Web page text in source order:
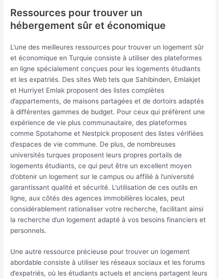
Ressources pour trouver un
hébergement sûr et économique
L’une des meilleures ressources pour trouver un logement sûr
et économique en Turquie consiste à utiliser des plateformes
en ligne spécialement conçues pour les logements étudiants
et les expatriés. Des sites Web tels que Sahibinden, Emlakjet
et Hurriyet Emlak proposent des listes complètes
d’appartements, de maisons partagées et de dortoirs adaptés
à différentes gammes de budget. Pour ceux qui préfèrent une
expérience de vie plus communautaire, des plateformes
comme Spotahome et Nestpick proposent des listes vérifiées
d’espaces de vie commune. De plus, de nombreuses
universités turques proposent leurs propres portails de
logements étudiants, ce qui peut être un excellent moyen
d’obtenir un logement sur le campus ou affilié à l’université
garantissant qualité et sécurité. L’utilisation de ces outils en
ligne, aux côtés des agences immobilières locales, peut
considérablement rationaliser votre recherche, facilitant ainsi
la recherche d’un logement adapté à vos besoins financiers et
personnels.
Une autre ressource précieuse pour trouver un logement
abordable consiste à utiliser les réseaux sociaux et les forums
d’expatriés, où les étudiants actuels et anciens partagent leurs